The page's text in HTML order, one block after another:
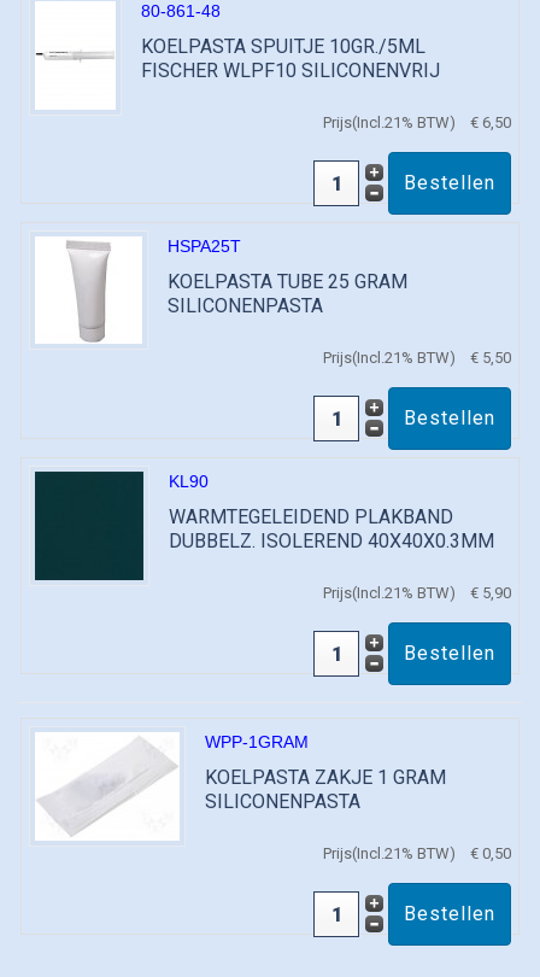
80-861-48
KOELPASTA SPUITJE 10GR./5ML
FISCHER WLPF10 SILICONENVRIJ
Prijs(Incl.21% BTW) € 6,50
HSPA25T
KOELPASTA TUBE 25 GRAM
SILICONENPASTA
Prijs(Incl.21% BTW) € 5,50
KL90
WARMTEGELEIDEND PLAKBAND
DUBBELZ. ISOLEREND 40X40X0.3MM
Prijs(Incl.21% BTW) € 5,90
WPP-1GRAM
KOELPASTA ZAKJE 1 GRAM
SILICONENPASTA
Prijs(Incl.21% BTW) € 0,50